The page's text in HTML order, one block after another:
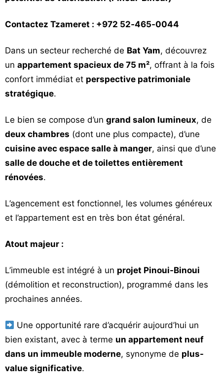
chroniques
Les
bonnes
adresses
Contactez Tzameret : ‪+972 52‑465‑0044‬
Dans un secteur recherché de Bat Yam, découvrez
un appartement spacieux de 75 m², offrant à la fois
confort immédiat et perspective patrimoniale
stratégique.
Le bien se compose d’un grand salon lumineux, de
deux chambres (dont une plus compacte), d’une
cuisine avec espace salle à manger, ainsi que d’une
salle de douche et de toilettes entièrement
rénovées.
L’agencement est fonctionnel, les volumes généreux
et l’appartement est en très bon état général.
Atout majeur :
L’immeuble est intégré à un projet Pinoui-Binoui
(démolition et reconstruction), programmé dans les
prochaines années.
Une opportunité rare d’acquérir aujourd’hui un
bien existant, avec à terme un appartement neuf
dans un immeuble moderne, synonyme de plus-
value significative.